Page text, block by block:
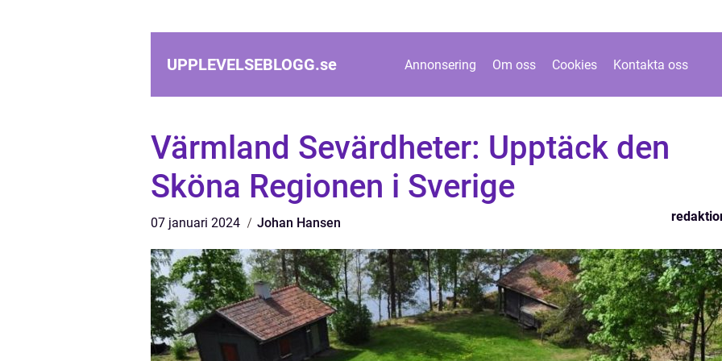
UPPLEVELSEBLOGG.se Annonsering Om oss Cookies Kontakta oss
Värmland Sevärdheter: Upptäck den
Sköna Regionen i Sverige
07 januari 2024 Johan Hansen